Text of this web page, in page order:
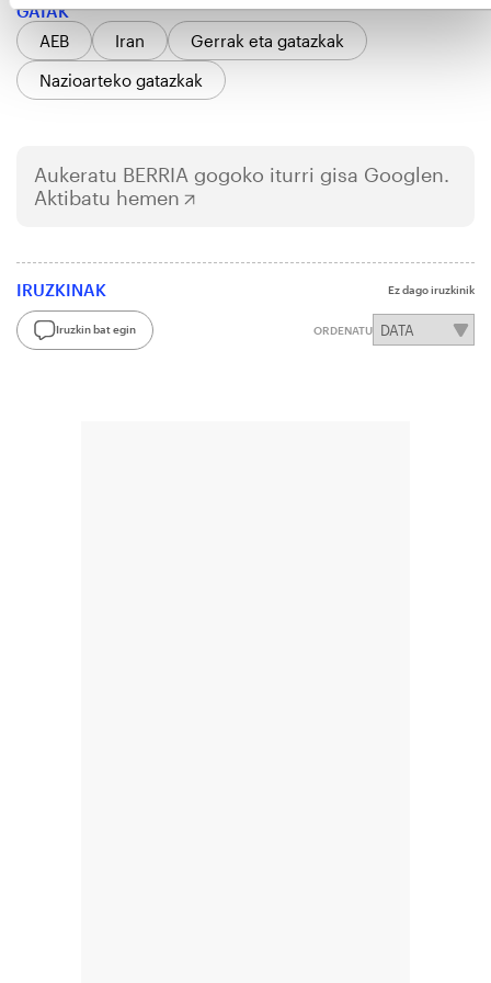
GAIAK
AEB
Iran
Gerrak eta gatazkak
Nazioarteko gatazkak
Aukeratu BERRIA gogoko iturri gisa Googlen.
Aktibatu hemen
IRUZKINAK Ez dago iruzkinik
Iruzkin bat egin ORDENATU